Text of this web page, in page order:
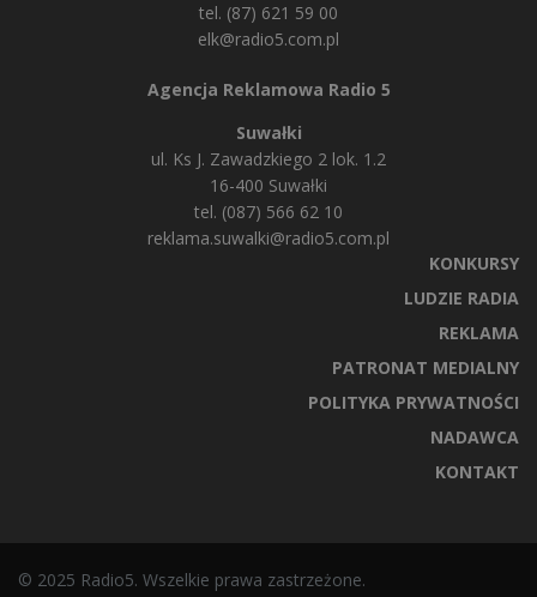
tel. (87) 621 59 00
elk@radio5.com.pl
Agencja Reklamowa Radio 5
Suwałki
ul. Ks J. Zawadzkiego 2 lok. 1.2
16-400 Suwałki
tel. (087) 566 62 10
reklama.suwalki@radio5.com.pl
KONKURSY
LUDZIE RADIA
REKLAMA
PATRONAT MEDIALNY
POLITYKA PRYWATNOŚCI
NADAWCA
KONTAKT
© 2025 Radio5. Wszelkie prawa zastrzeżone.